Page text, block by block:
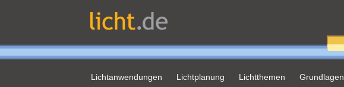
Lichtanwendungen Lichtplanung Lichtthemen Grundlagen